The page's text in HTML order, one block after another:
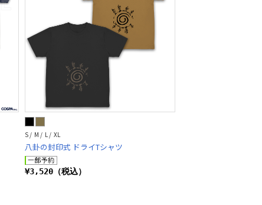
S / M / L / XL
八卦の封印式 ドライTシャツ
¥3,520（税込）